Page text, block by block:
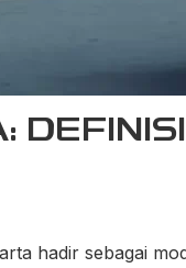
hadir sebagai